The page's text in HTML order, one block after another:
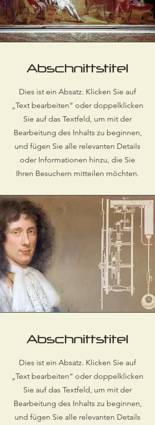
Abschnittstitel
Dies ist ein Absatz. Klicken Sie auf
„Text bearbeiten“ oder doppelklicken
Sie auf das Textfeld, um mit der
Bearbeitung des Inhalts zu beginnen,
und fügen Sie alle relevanten Details
oder Informationen hinzu, die Sie
Ihren Besuchern mitteilen möchten.
Abschnittstitel
Dies ist ein Absatz. Klicken Sie auf
„Text bearbeiten“ oder doppelklicken
Sie auf das Textfeld, um mit der
Bearbeitung des Inhalts zu beginnen,
und fügen Sie alle relevanten Details